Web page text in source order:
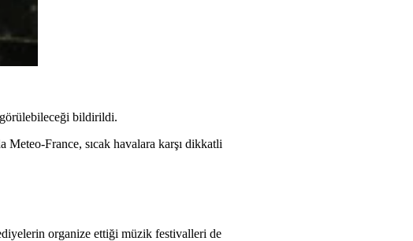
görülebileceği bildirildi.
Meteo-France, sıcak havalara karşı dikkatli
organize ettiği müzik festivalleri de